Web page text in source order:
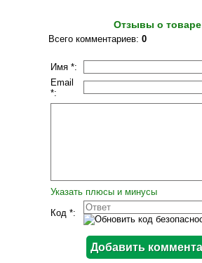
Отзывы о товаре
Всего комментариев: 0
Имя *:
Email
*:
Указать плюсы и минусы
Код *: